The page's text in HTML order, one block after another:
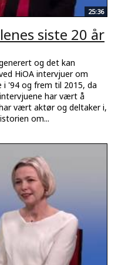
25:36
siste 20 år
og det kan
HiOA intervjuer om
i '94 og frem til 2015, da
har vært å
vært aktør og deltaker i,
om...